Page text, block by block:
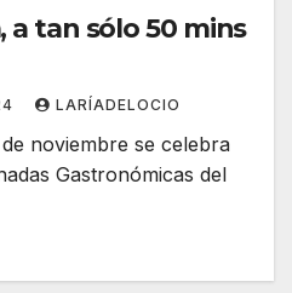
a tan sólo 50 mins
LARÍADELOCIO
noviembre se celebra
Gastronómicas del